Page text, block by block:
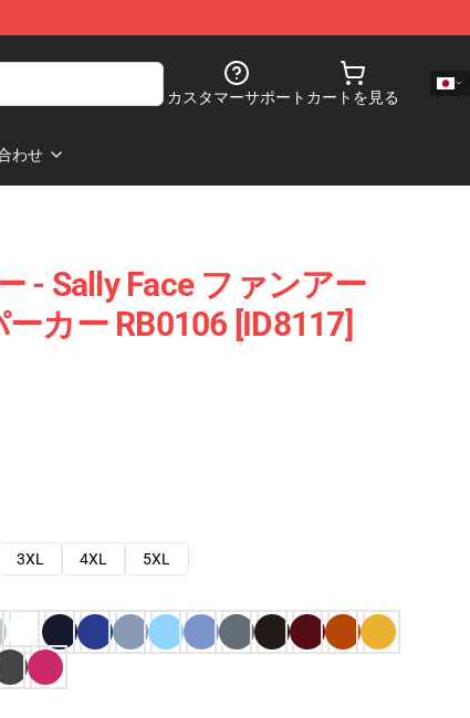
カスタマーサポート カートを見る
わせ
- Sally Face ファンアー
カー RB0106 [ID8117]
3XL 4XL
5XL